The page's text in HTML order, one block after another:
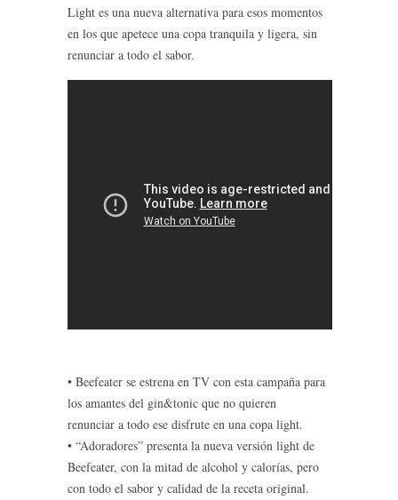
Light es una nueva alternativa para esos momentos
en los que apetece una copa tranquila y ligera, sin
renunciar a todo el sabor.
• Beefeater se estrena en TV con esta campaña para
los amantes del gin&tonic que no quieren
renunciar a todo ese disfrute en una copa light.
• “Adoradores” presenta la nueva versión light de
Beefeater, con la mitad de alcohol y calorías, pero
con todo el sabor y calidad de la receta original.